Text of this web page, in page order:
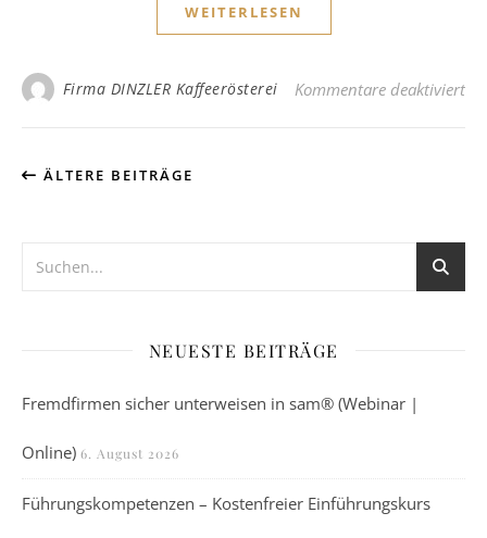
WEITERLESEN
Firma DINZLER Kaffeerösterei Kommentare deaktiviertfür
ÄLTERE BEITRÄGE
NEUESTE BEITRÄGE
Fremdfirmen sicher unterweisen in sam® (Webinar |
Online) 6. August 2026
Führungskompetenzen – Kostenfreier Einführungskurs